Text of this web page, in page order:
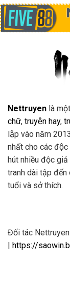
Nettruyen là
chữ, truyện hay,
lập vào năm
nhất cho các
hút nhiều độc
tranh dài tập đến
tuổi và sở thích.
Đối tác Nettruyen:
| https://